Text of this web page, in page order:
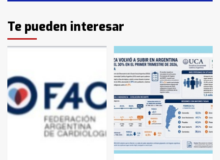
3
Identidad de los adolescentes
pampeanos que fueron
en la mañana del lunes
4
Accidente en Ruta 5: falleció un
joven de Trenque Lauquen
Los precios de los combustibles en
La Pampa, desde YPF hasta Axion
entre 857 a 1338 pesos
Te pueden interesar